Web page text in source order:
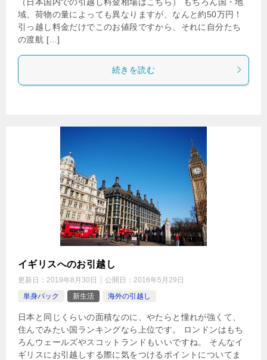
域、荷物の量によっても異なりますが、なんと約50万円！
引っ越し料金だけでこのお値段ですから、それに自分たち
の渡航 […]
続きを読む
イギリスへのお引越し
更新日： 2019年8月30日 公開日： 2016年5月29日
単身パック
新生活 海外の引越し
日本と同じくらいの面積なのに、やたらと憧れが強くて、
住んでみたい国ランキングなら上位です。 ロンドンはもち
ろんウェールズやスコットランドもいいですね。 そんなイ
ギリスにお引越しする際に気をつけるポイントについてま